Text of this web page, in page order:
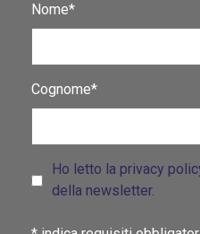
Nome*
Cognome*
Ho letto la privacy
della newsletter.